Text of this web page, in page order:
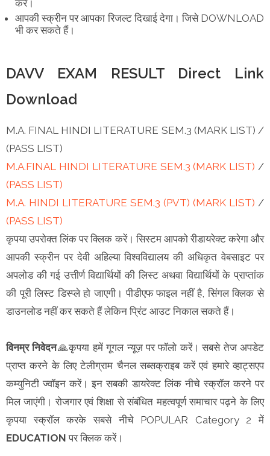
करें।
आपकी स्क्रीन पर आपका रिजल्ट दिखाई देगा। जिसे DOWNLOAD
भी कर सकते हैं।
DAVV EXAM RESULT Direct Link
Download
M.A. FINAL HINDI LITERATURE SEM.3 (MARK LIST) /
(PASS LIST)
M.A.FINAL HINDI LITERATURE SEM.3 (MARK LIST) /
(PASS LIST)
M.A. HINDI LITERATURE SEM.3 (PVT) (MARK LIST) /
(PASS LIST)
कृपया उपरोक्त लिंक पर क्लिक करें। सिस्टम आपको रीडायरेक्ट करेगा और
आपकी स्क्रीन पर देवी अहिल्या विश्वविद्यालय की अधिकृत वेबसाइट पर
अपलोड की गई उत्तीर्ण विद्यार्थियों की लिस्ट अथवा विद्यार्थियों के प्राप्तांक
की पूरी लिस्ट डिस्प्ले हो जाएगी। पीडीएफ फाइल नहीं है, सिंगल क्लिक से
डाउनलोड नहीं कर सकते हैं लेकिन प्रिंट आउट निकाल सकते हैं।
विनम्र निवेदन🙏कृपया हमें गूगल न्यूज़ पर फॉलो करें। सबसे तेज अपडेट
प्राप्त करने के लिए टेलीग्राम चैनल सब्सक्राइब करें एवं हमारे व्हाट्सएप
कम्युनिटी ज्वॉइन करें। इन सबकी डायरेक्ट लिंक नीचे स्क्रॉल करने पर
मिल जाएंगी। रोजगार एवं शिक्षा से संबंधित महत्वपूर्ण समाचार पढ़ने के लिए
कृपया स्क्रॉल करके सबसे नीचे POPULAR Category 2 में
EDUCATION पर क्लिक करें।